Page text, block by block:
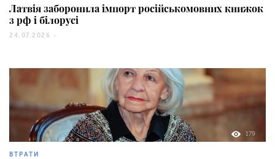
Латвія заборонила імпорт російськомовних книжок
з рф і білорусі
24.07.2026 -
179
ВТРАТИ